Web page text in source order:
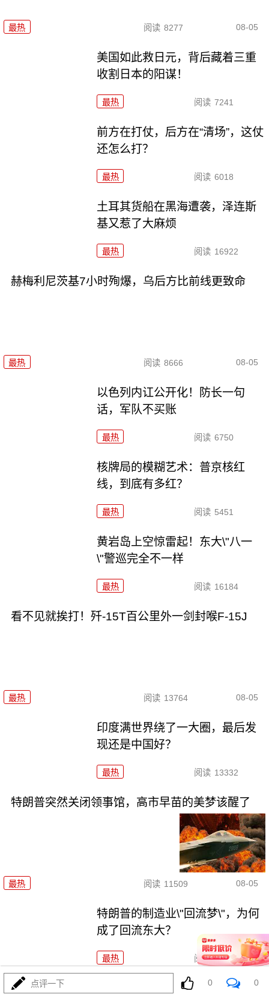
最热 阅读 8277 08-05
美国如此救日元，背后藏着三重
收割日本的阳谋！
最热 阅读 7241
前方在打仗，后方在“清场”，这仗
还怎么打？
最热 阅读 6018
土耳其货船在黑海遭袭，泽连斯
基又惹了大麻烦
最热 阅读 16922
赫梅利尼茨基7小时殉爆，乌后方比前线更致命
最热 阅读 8666 08-05
以色列内讧公开化！防长一句
话，军队不买账
最热 阅读 6750
核牌局的模糊艺术：普京核红
线，到底有多红？
最热 阅读 5451
黄岩岛上空惊雷起！东大\"八一
\"警巡完全不一样
最热 阅读 16184
看不见就挨打！歼-15T百公里外一剑封喉F-15J
最热 阅读 13764 08-05
印度满世界绕了一大圈，最后发
现还是中国好？
最热 阅读 13332
特朗普突然关闭领事馆，高市早苗的美梦该醒了
最热 阅读 11509 08-05
特朗普的制造业\"回流梦\"，为何
成了回流东大？
最热 阅读 8169
扎胖摊牌：乌克兰的\"北约梦\"为
点评一下 0 0